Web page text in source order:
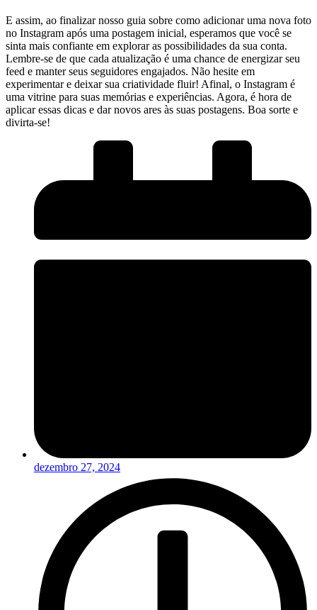
E assim, ao finalizar nosso guia ⁢sobre como adicionar uma nova foto
no Instagram após uma postagem inicial, esperamos que você se
sinta mais confiante em ⁤explorar as possibilidades da sua conta.
Lembre-se de que cada atualização⁣ é ⁤uma​ chance de⁤ energizar seu
feed e manter seus seguidores engajados. ‌Não hesite em
experimentar e ⁢deixar ‌sua criatividade fluir! Afinal, o ‌Instagram é
uma vitrine para suas memórias e ⁤experiências. Agora, ⁢é hora de
aplicar essas dicas e dar novos ares às suas ‍postagens. Boa‍ sorte‍ e
divirta-se!
dezembro 27, 2024